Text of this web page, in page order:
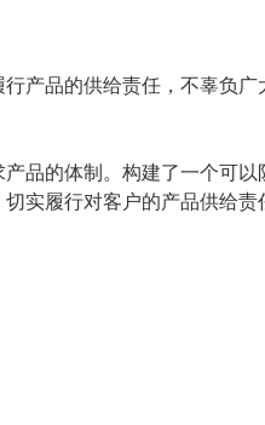
产品的供给责任，不辜负广
品的体制。构建了一个可以
实履行对客户的产品供给责